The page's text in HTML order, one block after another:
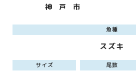
神 戸 市
魚種
スズキ
サイズ
尾数